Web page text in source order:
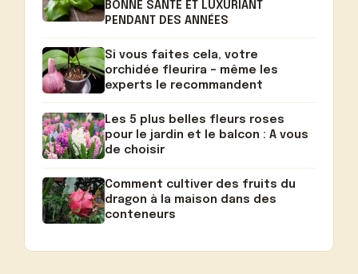
BONNE SANTÉ ET LUXURIANT
PENDANT DES ANNÉES
Si vous faites cela, votre
orchidée fleurira – même les
experts le recommandent
Les 5 plus belles fleurs roses
pour le jardin et le balcon : A vous
de choisir
Comment cultiver des fruits du
dragon à la maison dans des
conteneurs